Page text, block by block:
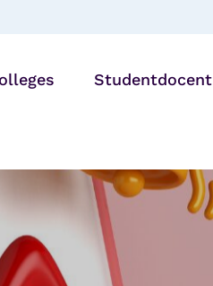
locatie
Studentdocent